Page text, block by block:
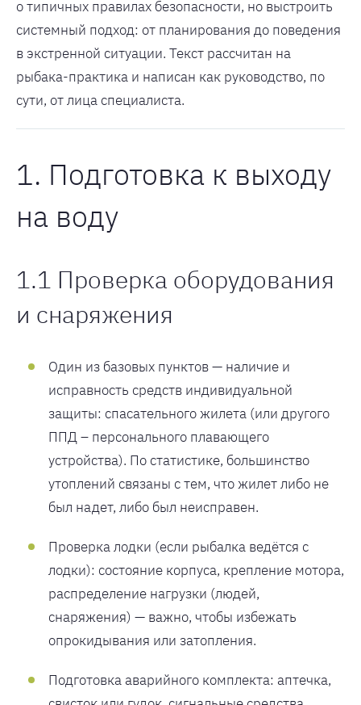
о типичных правилах безопасности, но выстроить
системный подход: от планирования до поведения
в экстренной ситуации. Текст рассчитан на
рыбака-практика и написан как руководство, по
сути, от лица специалиста.
1. Подготовка к выходу
на воду
1.1 Проверка оборудования
и снаряжения
Один из базовых пунктов — наличие и
исправность средств индивидуальной
защиты: спасательного жилета (или другого
ППД – персонального плавающего
устройства). По статистике, большинство
утоплений связаны с тем, что жилет либо не
был надет, либо был неисправен.
Проверка лодки (если рыбалка ведётся с
лодки): состояние корпуса, крепление мотора,
распределение нагрузки (людей,
снаряжения) — важно, чтобы избежать
опрокидывания или затопления.
Подготовка аварийного комплекта: аптечка,